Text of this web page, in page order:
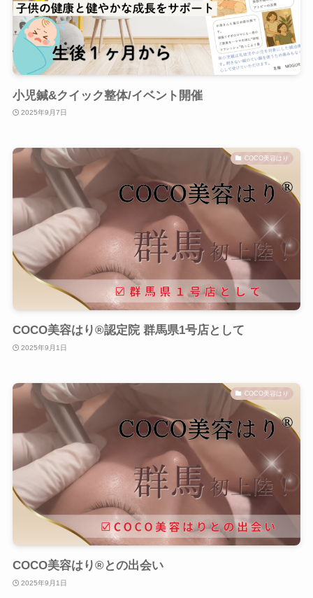
小児鍼&クイック整体/イベント開催
2025年9月7日
COCO美容はり
COCO美容はり®︎認定院 群馬県1号店として
2025年9月1日
COCO美容はり
COCO美容はり®︎との出会い
2025年9月1日